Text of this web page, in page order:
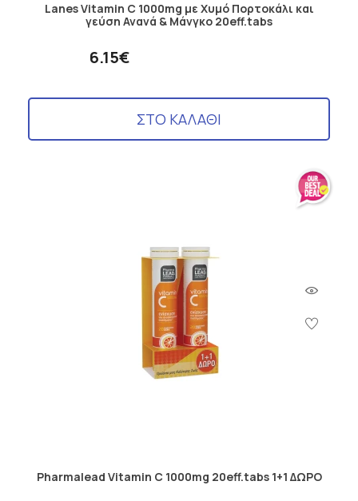
Lanes Vitamin C 1000mg με Χυμό Πορτοκάλι και
γεύση Ανανά & Μάνγκο 20eff.tabs
6.15€
ΣΤΟ ΚΑΛΑΘΙ
Pharmalead Vitamin C 1000mg 20eff.tabs 1+1 ΔΩΡΟ